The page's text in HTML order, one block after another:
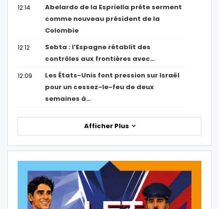
12:14
Abelardo de la Espriella prête serment
comme nouveau président de la
Colombie
12:12
Sebta : l’Espagne rétablit des
contrôles aux frontières avec…
12:09
Les États-Unis font pression sur Israël
pour un cessez-le-feu de deux
semaines à…
Afficher Plus